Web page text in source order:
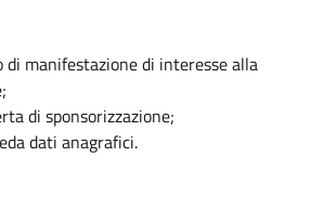
di manifestazione di interesse alla
di sponsorizzazione;
dati anagrafici.